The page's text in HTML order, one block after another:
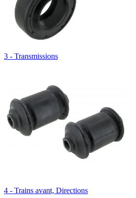
3 - Transmissions
4 - Trains avant, Directions